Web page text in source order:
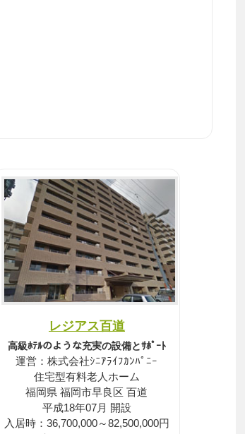
レジアス百道
高級ﾎﾃﾙのような充実の設備とｻﾎﾟｰﾄ
運営：株式会社ｼﾆｱﾗｲﾌｶﾝﾊﾟﾆｰ
住宅型有料老人ホーム
福岡県 福岡市早良区 百道
平成18年07月 開設
入居時：36,700,000～82,500,000円